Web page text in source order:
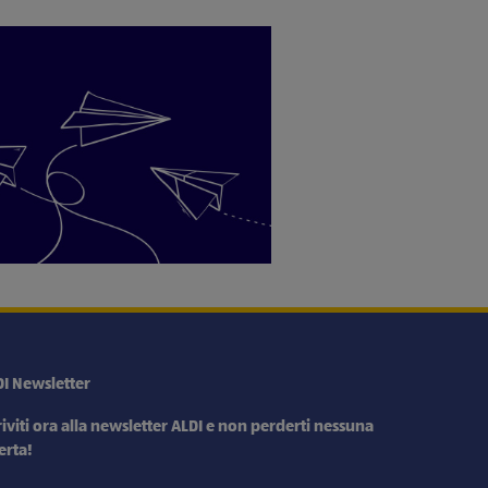
Newsletter
ora alla newsletter ALDI e non perderti nessuna